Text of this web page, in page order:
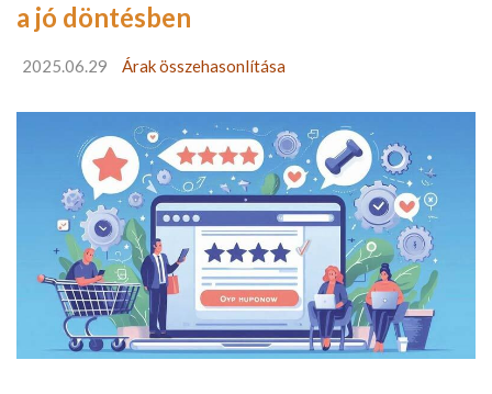
a jó döntésben
2025.06.29 Árak összehasonlítása